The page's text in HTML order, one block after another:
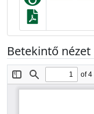
Betekintő nézet